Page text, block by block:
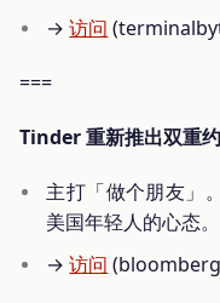
→访问
===
Tinder 重新推出双重
主打「做个朋友」
美国年轻人的心态。
→访问